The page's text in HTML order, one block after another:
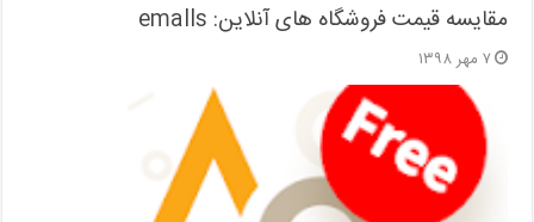
مقایسه قیمت فروشگاه های آنلاین: emalls
۷ مهر ۱۳۹۸